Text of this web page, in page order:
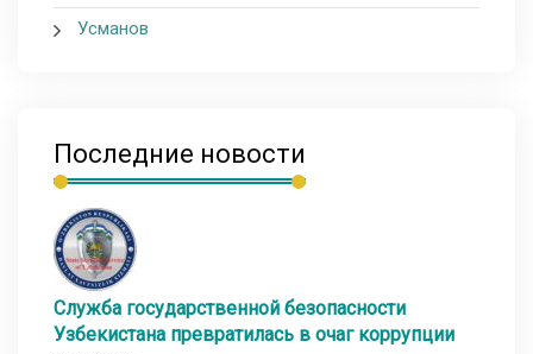
Усманов
Последние новости
Служба государственной безопасности
Узбекистана превратилась в очаг коррупции